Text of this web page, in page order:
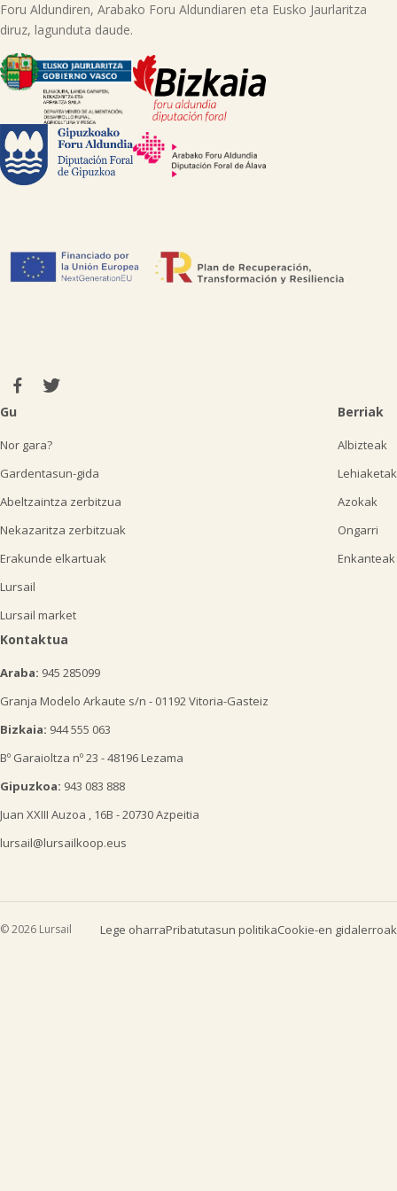
Foru Aldundiren, Arabako Foru Aldundiaren eta Eusko Jaurlaritza
diruz, lagunduta daude.
Gu
Nor gara?
Gardentasun-gida
Abeltzaintza zerbitzua
Nekazaritza zerbitzuak
Erakunde elkartuak
Lursail
Lursail market
Berriak
Albizteak
Lehiaketak
Azokak
Ongarri
Enkanteak
Kontaktua
Araba: 945 285099
Granja Modelo Arkaute s/n - 01192 Vitoria-Gasteiz
Bizkaia: 944 555 063
Bº Garaioltza nº 23 - 48196 Lezama
Gipuzkoa: 943 083 888
Juan XXIII Auzoa , 16B - 20730 Azpeitia
lursail@lursailkoop.eus
© 2026 Lursail Lege oharraPribatutasun politikaCookie-en gidalerroak